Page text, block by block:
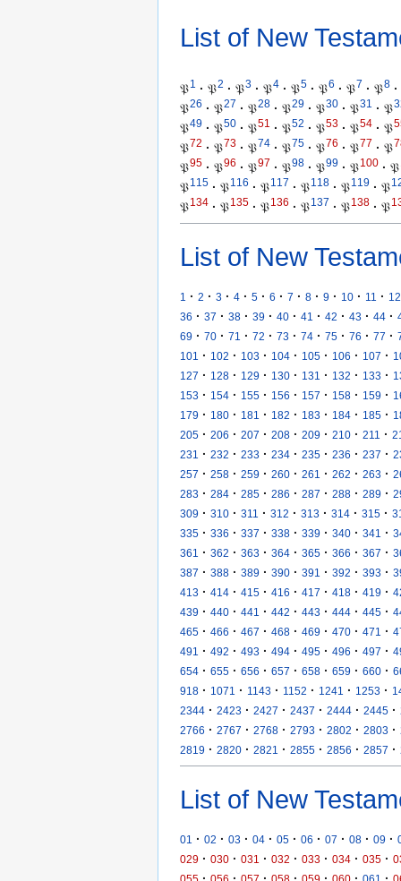
List of New
𝔓1 · 𝔓2 · 𝔓3 · 𝔓4 · 𝔓5 · 𝔓6 · 𝔓7 · 𝔓8 ·
𝔓26 · 𝔓27 · 𝔓28 · 𝔓29 · 𝔓30 · 𝔓31 · 𝔓
𝔓49 · 𝔓50 · 𝔓51 · 𝔓52 · 𝔓53 · 𝔓54 · 𝔓
𝔓72 · 𝔓73 · 𝔓74 · 𝔓75 · 𝔓76 · 𝔓77 · 𝔓
𝔓95 · 𝔓96 · 𝔓97 · 𝔓98 · 𝔓99 · 𝔓100 · 𝔓
𝔓115 · 𝔓116 · 𝔓117 · 𝔓118 · 𝔓119 · 𝔓
𝔓134 · 𝔓135 · 𝔓136 · 𝔓137 · 𝔓138 · 𝔓
List of New
1 · 2 · 3 · 4 · 5 · 6 · 7 · 8 · 9 · 10 · 11 · 12
36 · 37 · 38 · 39 · 40 · 41 · 42 · 43 · 44 ·
69 · 70 · 71 · 72 · 73 · 74 · 75 · 76 · 77 ·
101
· 102 · 103 · 104 · 105 · 106 · 107 ·
127 · 128 · 129 · 130 · 131 · 132 · 133 ·
153 · 154 · 155 · 156 · 157 · 158 · 159 ·
179 · 180 · 181 · 182 · 183 · 184 · 185 ·
205 · 206 · 207 · 208 · 209 · 210 · 211 ·
231
· 232 · 233 · 234 · 235 · 236 · 237 ·
257 · 258 · 259 · 260 · 261 · 262 · 263 ·
283 · 284 · 285 · 286 · 287 · 288 · 289 ·
309 · 310 · 311 · 312 · 313 · 314 · 315 ·
335 · 336 · 337 · 338 · 339 · 340 · 341 ·
361
· 362 · 363 · 364 · 365 · 366 · 367 ·
387 · 388 · 389 · 390 · 391 · 392 · 393 ·
413 · 414 · 415 · 416 · 417 · 418 · 419 ·
439 · 440 · 441 · 442 · 443 · 444 · 445 ·
465 · 466 · 467 · 468 · 469 · 470 · 471 ·
491
· 492 · 493 · 494 · 495 · 496 · 497 ·
654 · 655 · 656 · 657 · 658 · 659 · 660 ·
918 · 1071 · 1143 · 1152 · 1241 · 1253 ·
2344 · 2423 · 2427 · 2437 · 2444 · 2445 ·
2766 · 2767 · 2768 · 2793 · 2802 · 2803 ·
2819 · 2820 · 2821 · 2855 · 2856 · 2857 ·
List of New
01 · 02 · 03 · 04 · 05 · 06 · 07 · 08 · 09 ·
029 · 030 · 031 · 032 · 033 · 034 · 035 ·